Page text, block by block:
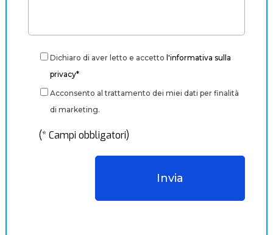
Dichiaro di aver letto e accetto l'informativa sulla
privacy*
Acconsento al trattamento dei miei dati per finalità
di marketing.
(* Campi obbligatori)